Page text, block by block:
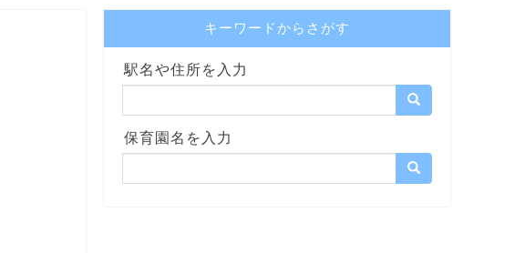
キーワードからさがす
駅名や住所を入力
保育園名を入力